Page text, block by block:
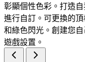
彰顯個性色彩。打造
進行自訂。可更換的
和綠色閃光。創建您
遊戲設置。